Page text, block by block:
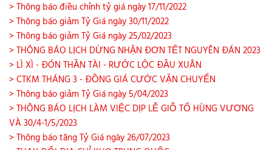
> Thông báo điều chỉnh tỷ giá ngày 17/11/2022
> Thông báo giảm Tỷ Giá ngày 30/11/2022
> Thông báo giảm Tỷ Giá ngày 25/02/2023
> THÔNG BÁO LỊCH DỪNG NHẬN ĐƠN TẾT NGUYÊN ĐÁN 2023
> LÌ XÌ - ĐÓN THẦN TÀI - RƯỚC LỘC ĐẦU XUÂN
> CTKM THÁNG 3 - ĐỒNG GIÁ CƯỚC VẬN CHUYỂN
> Thông báo giảm Tỷ Giá ngày 5/04/2023
> THÔNG BÁO LỊCH LÀM VIỆC DỊP LỄ GIỖ TỔ HÙNG VƯƠNG
VÀ 30/4-1/5/2023
> Thông báo tăng Tỷ Giá ngày 26/07/2023